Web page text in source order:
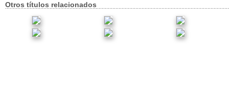
Otros títulos relacionados